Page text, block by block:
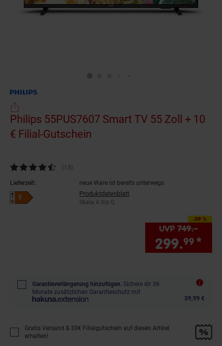
Philips 55PUS7607 Smart TV 55 Zoll + 10
€ Filial-Gutschein
Kundenbewertung: 4,38 von 5 Sternen
(13Kundenbewertungen
)
Lieferzeit:
neue Ware ist bereits unterwegs
Energieeffizienzklasse F auf Skala A bis G
Produktdatenblatt
Skala A bis G
-59 %
Sie Sparen 59 Prozent,
UVP749.–UVP
299.99 *
Garantieverlängerung hinzufügen. Sichere dir 36
Monate zusätzlichen Garantieschutz mit
39,99 €
Promotion "Gratis Versand &amp; 30€ Filialgutschein auf diesen Artikel
Gratis Versand & 30€ Filialgutschein auf diesen Artikel
erhalten!